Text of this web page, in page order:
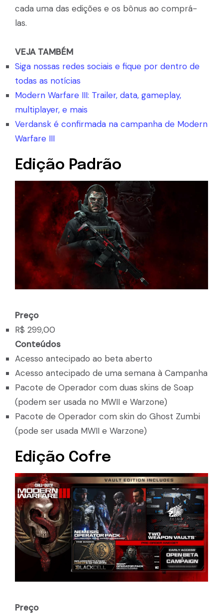
cada uma das edições e os bônus ao comprá-
las.
VEJA TAMBÉM
Siga nossas redes sociais e fique por dentro de
todas as notícias
Modern Warfare III: Trailer, data, gameplay,
multiplayer, e mais
Verdansk é confirmada na campanha de Modern
Warfare III
Edição Padrão
Preço
R$ 299,00
Conteúdos
Acesso antecipado ao beta aberto
Acesso antecipado de uma semana à Campanha
Pacote de Operador com duas skins de Soap
(podem ser usada no MWII e Warzone)
Pacote de Operador com skin do Ghost Zumbi
(pode ser usada MWII e Warzone)
Edição Cofre
Preço